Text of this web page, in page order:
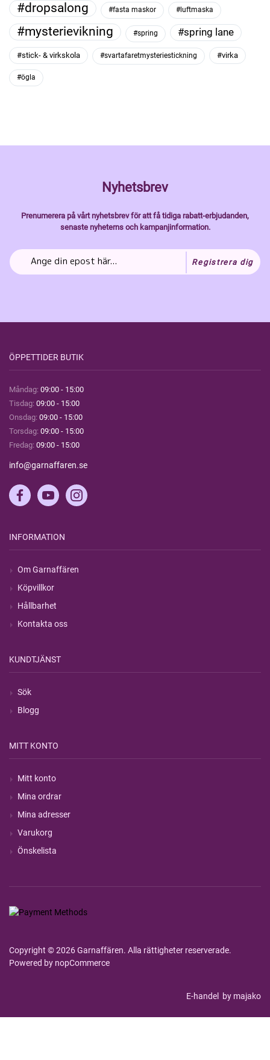
#dropsalong #fasta maskor #luftmaska
#mysterievikning #spring #spring lane
#stick- & virkskola #svartafaretmysteriestickning #virka
#ögla
Nyhetsbrev
Prenumerera på vårt nyhetsbrev för att få tidiga rabatt-erbjudanden,
senaste nyheterns och kampanjinformation.
Registrera dig
ÖPPETTIDER BUTIK
Måndag: 09:00 - 15:00
Tisdag: 09:00 - 15:00
Onsdag: 09:00 - 15:00
Torsdag: 09:00 - 15:00
Fredag: 09:00 - 15:00
info@garnaffaren.se
INFORMATION
Om Garnaffären
Köpvillkor
Hållbarhet
Kontakta oss
KUNDTJÄNST
Sök
Blogg
MITT KONTO
Mitt konto
Mina ordrar
Mina adresser
Varukorg
Önskelista
Copyright © 2026 Garnaffären. Alla rättigheter reserverade.
Powered by nopCommerce
E-handel by majako